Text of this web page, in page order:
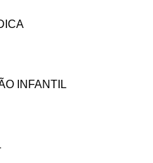
INFANTIL